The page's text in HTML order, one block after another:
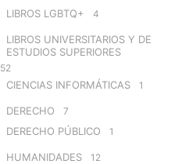
LIBROS LGBTQ+ 4
LIBROS UNIVERSITARIOS Y DE
ESTUDIOS SUPERIORES
52
CIENCIAS INFORMÁTICAS 1
DERECHO 7
DERECHO PÚBLICO 1
HUMANIDADES 12